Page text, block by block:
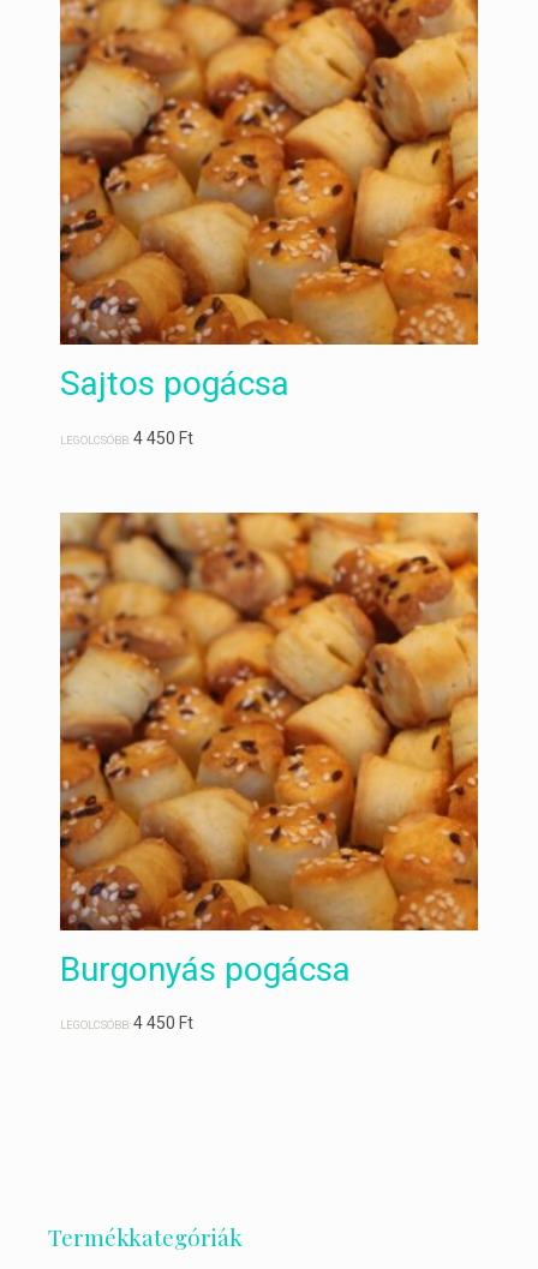
Sajtos pogácsa
LEGOLCSÓBB:4 450Ft
Burgonyás pogácsa
LEGOLCSÓBB:4 450Ft
Termékkategóriák